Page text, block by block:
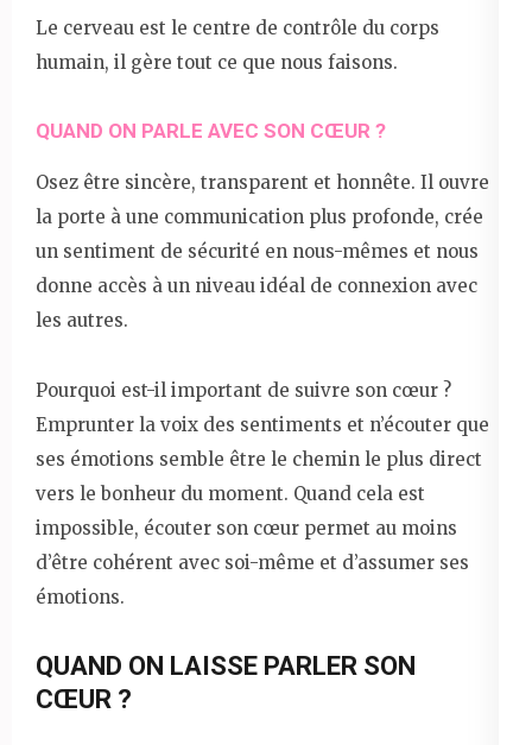
Le cerveau est le centre de contrôle du corps
humain, il gère tout ce que nous faisons.
QUAND ON PARLE AVEC SON CŒUR ?
Osez être sincère, transparent et honnête. Il ouvre
la porte à une communication plus profonde, crée
un sentiment de sécurité en nous-mêmes et nous
donne accès à un niveau idéal de connexion avec
les autres.
Pourquoi est-il important de suivre son cœur ?
Emprunter la voix des sentiments et n’écouter que
ses émotions semble être le chemin le plus direct
vers le bonheur du moment. Quand cela est
impossible, écouter son cœur permet au moins
d’être cohérent avec soi-même et d’assumer ses
émotions.
QUAND ON LAISSE PARLER SON
CŒUR ?